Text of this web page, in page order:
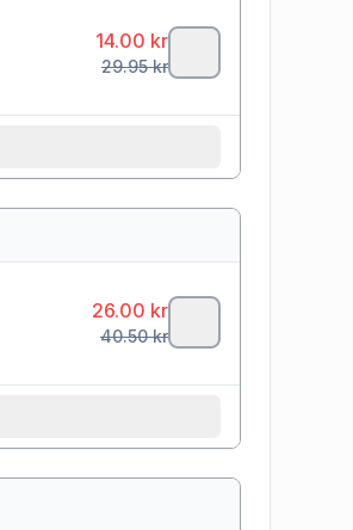
14.00 kr
29.95kr
26.00 kr
40.50kr